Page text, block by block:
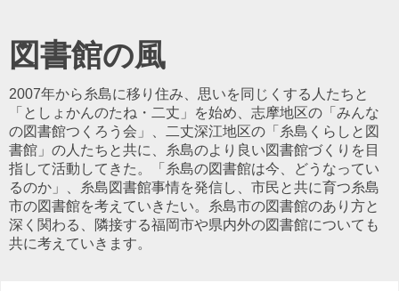
図書館の風
2007年から糸島に移り住み、思いを同じくする人たちと
「としょかんのたね・二丈」を始め、志摩地区の「みんな
の図書館つくろう会」、二丈深江地区の「糸島くらしと図
書館」の人たちと共に、糸島のより良い図書館づくりを目
指して活動してきた。「糸島の図書館は今、どうなってい
るのか」、糸島図書館事情を発信し、市民と共に育つ糸島
市の図書館を考えていきたい。糸島市の図書館のあり方と
深く関わる、隣接する福岡市や県内外の図書館についても
共に考えていきます。